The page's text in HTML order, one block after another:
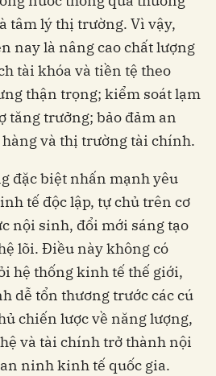
tâm lý thị trường. Vì vậy,
nay là nâng cao chất lượng
tài khóa và tiền tệ theo
thận trọng; kiểm soát lạm
tăng trưởng; bảo đảm an
và thị trường tài chính.
đặc biệt nhấn mạnh yêu
tế độc lập, tự chủ trên cơ
nội sinh, đổi mới sáng tạo
lõi. Điều này không có
hệ thống kinh tế thế giới,
dễ tổn thương trước các cú
chiến lược về năng lượng,
và tài chính trở thành nội
ninh kinh tế quốc gia.